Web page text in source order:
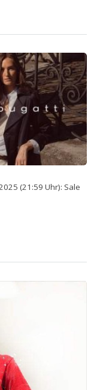
(21:59 Uhr): Sale